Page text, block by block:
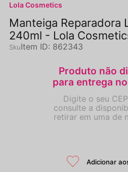
Lola Cosmetics
Manteiga Reparadora
240ml - Lola
Item ID: 862343